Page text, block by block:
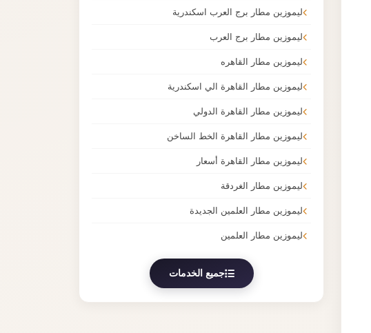
ليموزين مطار برج العرب اسكندرية
ليموزين مطار برج العرب
ليموزين مطار القاهره
ليموزين مطار القاهرة الي اسكندرية
ليموزين مطار القاهرة الدولي
ليموزين مطار القاهرة الخط الساخن
ليموزين مطار القاهرة أسعار
ليموزين مطار الغردقة
ليموزين مطار العلمين الجديدة
ليموزين مطار العلمين
جميع الخدمات